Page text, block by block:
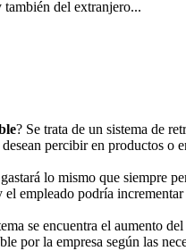
también del extranjero...
? Se trata de un sistema de
percibir en productos o
lo mismo que siempre
el empleado podría
se encuentra el aumento del
por la empresa según las